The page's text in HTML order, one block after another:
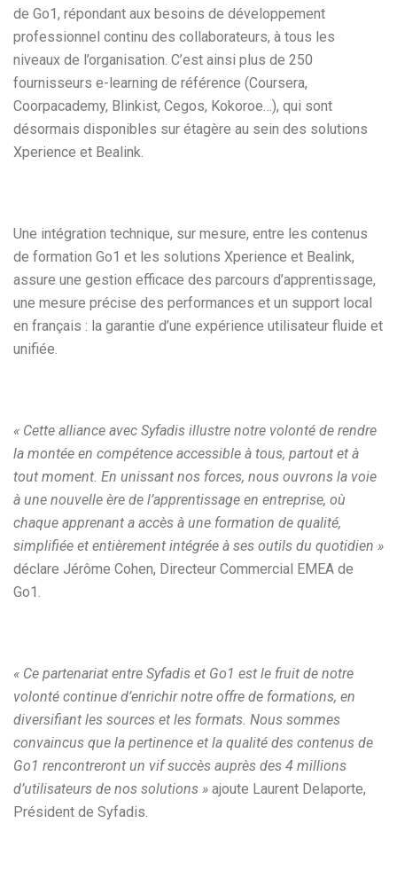
de Go1, répondant aux besoins de développement
professionnel continu des collaborateurs, à tous les
niveaux de l’organisation. C’est ainsi plus de 250
fournisseurs e-learning de référence (Coursera,
Coorpacademy, Blinkist, Cegos, Kokoroe…), qui sont
désormais disponibles sur étagère au sein des solutions
Xperience et Bealink.
Une intégration technique, sur mesure, entre les contenus
de formation Go1 et les solutions Xperience et Bealink,
assure une gestion efficace des parcours d’apprentissage,
une mesure précise des performances et un support local
en français : la garantie d’une expérience utilisateur fluide et
unifiée.
« Cette alliance avec Syfadis illustre notre volonté de rendre
la montée en compétence accessible à tous, partout et à
tout moment. En unissant nos forces, nous ouvrons la voie
à une nouvelle ère de l’apprentissage en entreprise, où
chaque apprenant a accès à une formation de qualité,
simplifiée et entièrement intégrée à ses outils du quotidien »
déclare Jérôme Cohen, Directeur Commercial EMEA de
Go1.
« Ce partenariat entre Syfadis et Go1 est le fruit de notre
volonté continue d’enrichir notre offre de formations, en
diversifiant les sources et les formats. Nous sommes
convaincus que la pertinence et la qualité des contenus de
Go1 rencontreront un vif succès auprès des 4 millions
d’utilisateurs de nos solutions » ajoute Laurent Delaporte,
Président de Syfadis.